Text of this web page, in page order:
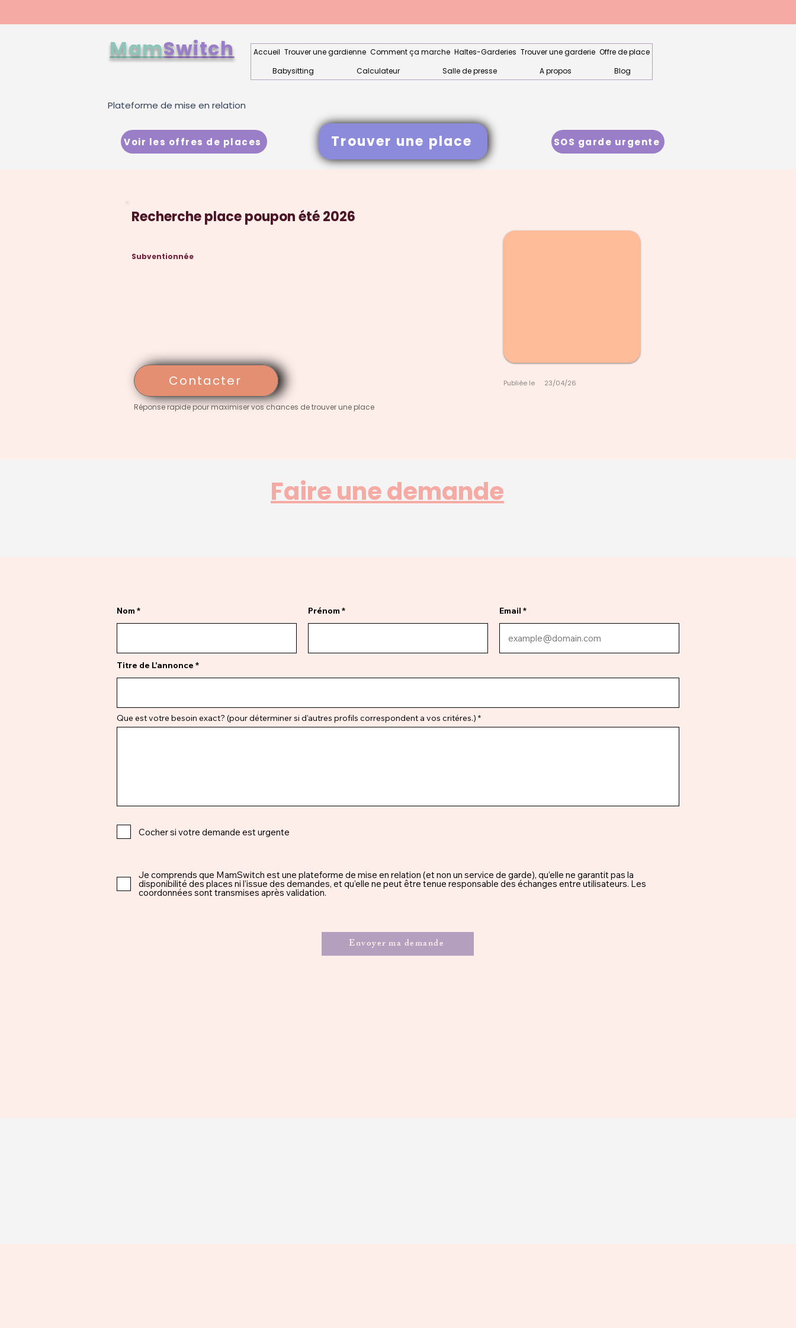
MamSwitch Accueil Trouver une gardienne Comment ça marche Haltes-Garderies Trouver une garderie Offre de place
Babysitting
Calculateur Salle de presse A propos Blog
Plateforme de mise en relation
Voir les offres de places Trouver une place SOS garde urgente
Recherche place poupon été 2026
Subventionnée
Contacter
Réponse rapide pour maximiser vos chances de trouver une place
Publiée le 23/04/26
Faire une demande
Nom Prénom Email
Titre de L'annonce
Que est votre besoin exact? (pour déterminer si d'autres profils correspondent a vos critéres.)
Cocher si votre demande est urgente
Je comprends que MamSwitch est une plateforme de mise en relation (et non un service de garde), qu’elle ne garantit pas la
disponibilité des places ni l’issue des demandes, et qu’elle ne peut être tenue responsable des échanges entre utilisateurs. Les
coordonnées sont transmises après validation.
Envoyer ma demande